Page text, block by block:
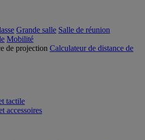
Grande salle Salle de réunion
Mobilité
Calculateur de distance de
tactile
accessoires